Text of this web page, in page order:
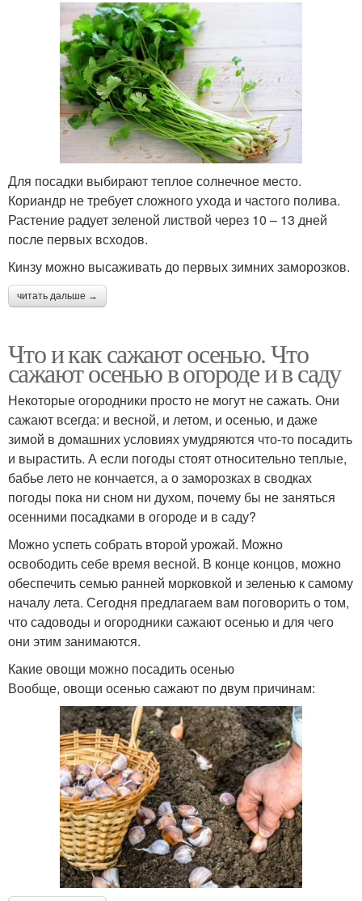
Для посадки выбирают теплое солнечное место.
Кориандр не требует сложного ухода и частого полива.
Растение радует зеленой листвой через 10 – 13 дней
после первых всходов.
Кинзу можно высаживать до первых зимних заморозков.
читать дальше →
Что и как сажают осенью. Что
сажают осенью в огороде и в саду
Некоторые огородники просто не могут не сажать. Они
сажают всегда: и весной, и летом, и осенью, и даже
зимой в домашних условиях умудряются что-то посадить
и вырастить. А если погоды стоят относительно теплые,
бабье лето не кончается, а о заморозках в сводках
погоды пока ни сном ни духом, почему бы не заняться
осенними посадками в огороде и в саду?
Можно успеть собрать второй урожай. Можно
освободить себе время весной. В конце концов, можно
обеспечить семью ранней морковкой и зеленью к самому
началу лета. Сегодня предлагаем вам поговорить о том,
что садоводы и огородники сажают осенью и для чего
они этим занимаются.
Какие овощи можно посадить осенью
Вообще, овощи осенью сажают по двум причинам: